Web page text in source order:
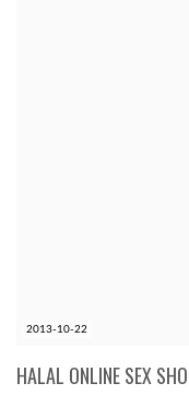
2013-10-22
HALAL ONLINE SEX